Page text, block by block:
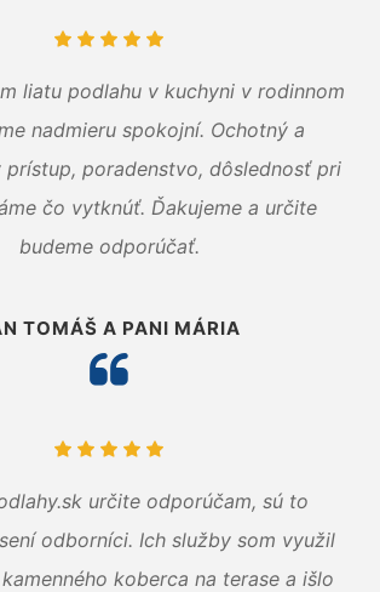
liatu podlahu v kuchyni v rodinnom
nadmieru spokojní. Ochotný a
prístup, poradenstvo, dôslednosť pri
čo vytknúť. Ďakujeme a určite
budeme odporúčať.
TOMÁŠ A PANI MÁRIA
určite odporúčam, sú to
odborníci. Ich služby som využil
koberca na terase a išlo